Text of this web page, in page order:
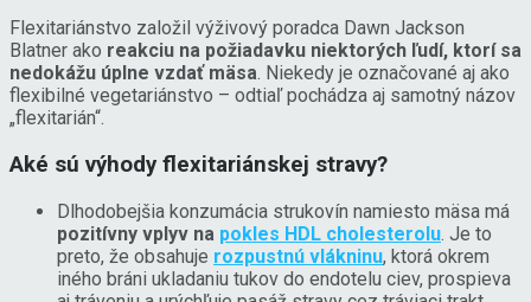
Flexitariánstvo založil výživový poradca Dawn Jackson
Blatner ako reakciu na požiadavku niektorých ľudí, ktorí sa
nedokážu úplne vzdať mäsa. Niekedy je označované aj ako
flexibilné vegetariánstvo – odtiaľ pochádza aj samotný názov
„flexitarián“.
Aké sú výhody flexitariánskej stravy?
Dlhodobejšia konzumácia strukovín namiesto mäsa má
pozitívny vplyv na pokles HDL cholesterolu. Je to
preto, že obsahuje rozpustnú vlákninu, ktorá okrem
iného bráni ukladaniu tukov do endotelu ciev, prospieva